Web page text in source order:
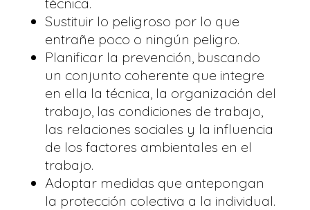
Sustituir lo peligroso por lo que
entrañe poco o ningún peligro.
Planificar la prevención, buscando
un conjunto coherente que integre
en ella la técnica, la organización del
trabajo, las condiciones de trabajo,
las relaciones sociales y la influencia
de los factores ambientales en el
trabajo.
Adoptar medidas que antepongan
la protección colectiva a la individual.